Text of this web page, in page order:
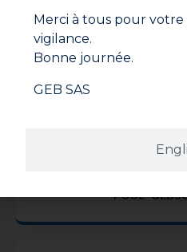
POOL*
Merci à tous pour
vigilance.
Bonne journée.
GEB SAS